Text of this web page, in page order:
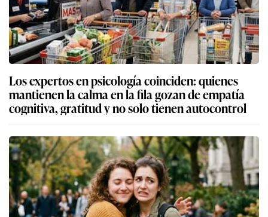
Los expertos en psicología coinciden: quienes
mantienen la calma en la fila gozan de empatía
cognitiva, gratitud y no solo tienen autocontrol